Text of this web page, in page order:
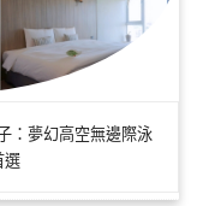
：夢幻高空無邊際泳
選